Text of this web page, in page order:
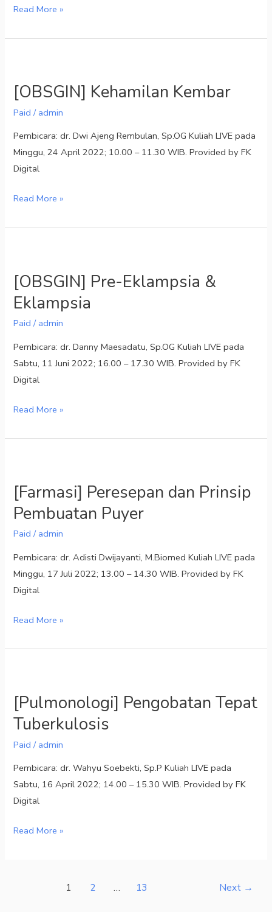
Read More »
[OBSGIN] Kehamilan Kembar
Paid / admin
Pembicara: dr. Dwi Ajeng Rembulan, Sp.OG Kuliah LIVE pada
Minggu, 24 April 2022; 10.00 – 11.30 WIB. Provided by FK
Digital
Kembar
Read More »
[OBSGIN] Pre-Eklampsia &
Eklampsia
Paid / admin
Pembicara: dr. Danny Maesadatu, Sp.OG Kuliah LIVE pada
Sabtu, 11 Juni 2022; 16.00 – 17.30 WIB. Provided by FK
Digital
Eklampsia
&
Read More »
[Farmasi] Peresepan dan Prinsip
Pembuatan Puyer
Paid / admin
Pembicara: dr. Adisti Dwijayanti, M.Biomed Kuliah LIVE pada
Minggu, 17 Juli 2022; 13.00 – 14.30 WIB. Provided by FK
Digital
dan
Prinsip
Puyer
Read More »
[Pulmonologi] Pengobatan Tepat
Tuberkulosis
Paid / admin
Pembicara: dr. Wahyu Soebekti, Sp.P Kuliah LIVE pada
Sabtu, 16 April 2022; 14.00 – 15.30 WIB. Provided by FK
Digital
Tepat
Tuberkulosis
Read More »
1 2 … 13 Next →